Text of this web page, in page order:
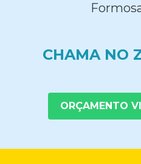
CHAMA NO
ORÇAMENTO